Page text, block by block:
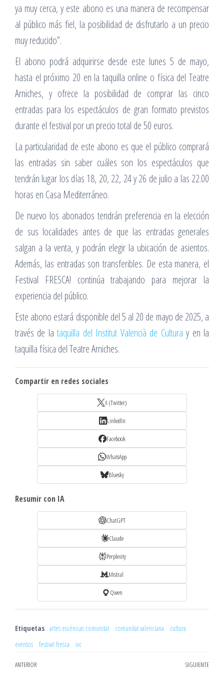
ya muy cerca, y este abono es una manera de recompensar
al público más fiel, la posibilidad de disfrutarlo a un precio
muy reducido”.
El abono podrá adquirirse desde este lunes 5 de mayo,
hasta el próximo 20 en la taquilla online o física del Teatre
Arniches, y ofrece la posibilidad de comprar las cinco
entradas para los espectáculos de gran formato previstos
durante el festival por un precio total de 50 euros.
La particularidad de este abono es que el público comprará
las entradas sin saber cuáles son los espectáculos que
tendrán lugar los días 18, 20, 22, 24 y 26 de julio a las 22.00
horas en Casa Mediterráneo.
De nuevo los abonados tendrán preferencia en la elección
de sus localidades antes de que las entradas generales
salgan a la venta, y podrán elegir la ubicación de asientos.
Además, las entradas son transferibles. De esta manera, el
Festival FRESCA! continúa trabajando para mejorar la
experiencia del público.
Este abono estará disponible del 5 al 20 de mayo de 2025, a
través de lataquilla del Institut Valencià de Cultura y en la
taquilla física del Teatre Arniches.
Compartir en redes sociales
X (Twitter)
LinkedIn
Facebook
WhatsApp
Bluesky
Resumir con IA
ChatGPT
Claude
Perplexity
Mistral
Qwen
Etiquetas artes escénicas comunitat comunitat valenciana
cultura
eventos
festival fresca ivc
Navegación
Entrada
ANTERIOR SIGUIENTE